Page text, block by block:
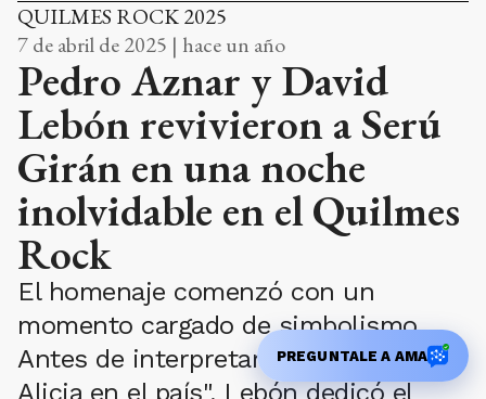
QUILMES ROCK 2025
7 de abril de 2025 | hace un año
Pedro Aznar y David
Lebón revivieron a Serú
Girán en una noche
inolvidable en el Quilmes
Rock
El homenaje comenzó con un
momento cargado de simbolismo.
Antes de interpretar "Canción de
Alicia en el país", Lebón dedicó el
PREGUNTALE A AMA